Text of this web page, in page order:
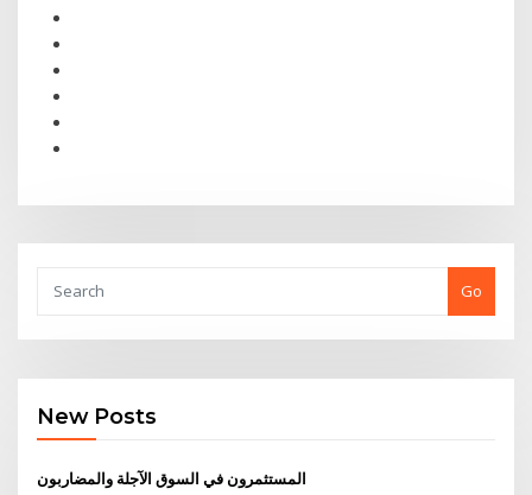
Go
New Posts
المستثمرون في السوق الآجلة والمضاربون